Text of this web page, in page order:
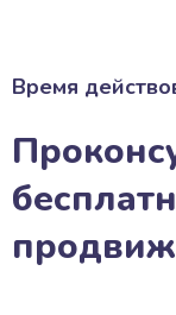
Время